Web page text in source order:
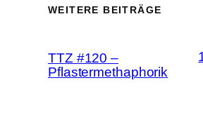
WEITERE BEITRÄGE
TTZ #120 –
Pflastermethaphorik